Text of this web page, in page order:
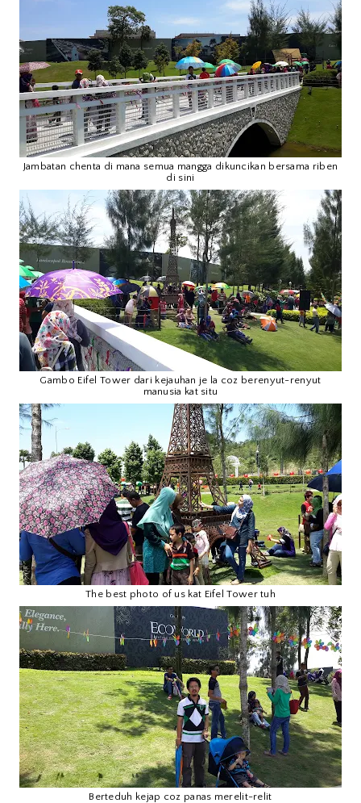
Jambatan chenta di mana semua mangga dikuncikan bersama riben
di sini
Gambo Eifel Tower dari kejauhan je la coz berenyut-renyut
manusia kat situ
The best photo of us kat Eifel Tower tuh
Berteduh kejap coz panas merelit-relit